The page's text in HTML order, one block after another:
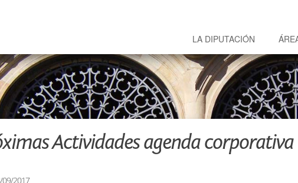
LA DIPUTACIÓN
Actividades agenda corporativa
09/2017